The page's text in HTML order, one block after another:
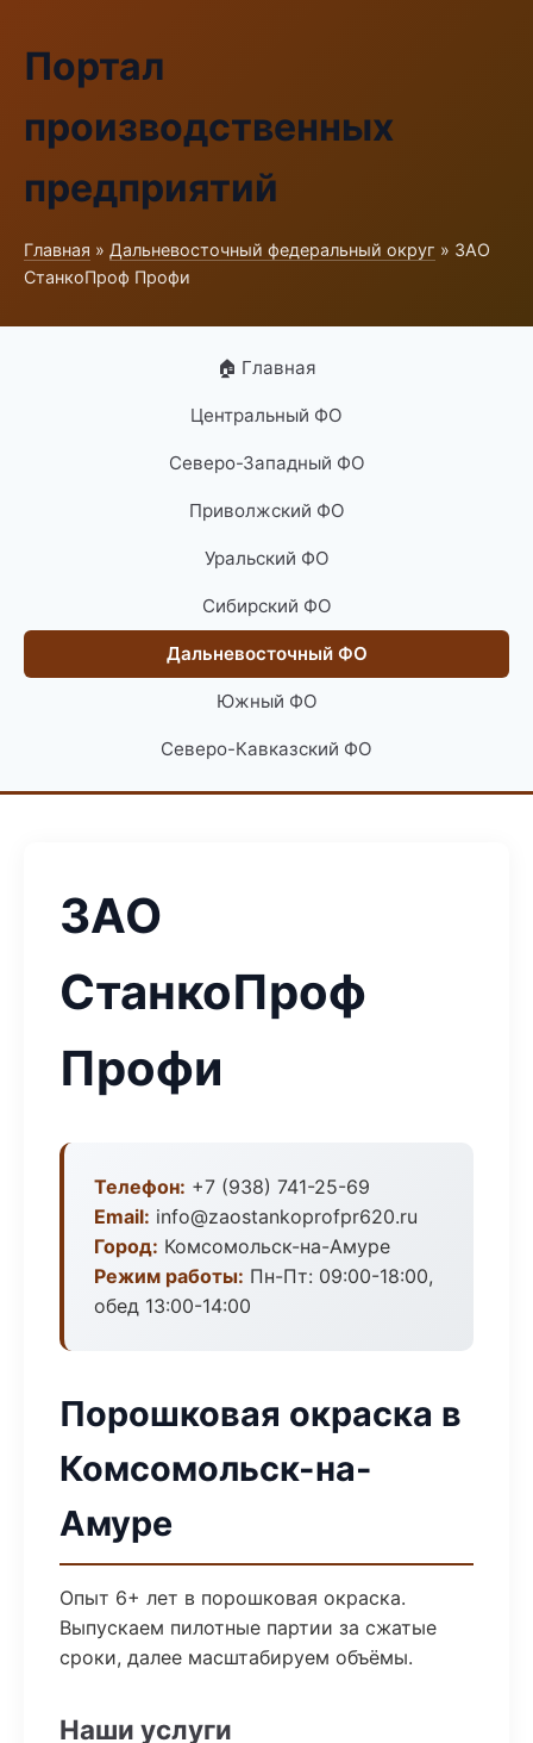
Портал
производственных
предприятий
Главная » Дальневосточный федеральный округ » ЗАО
СтанкоПроф Профи
🏠 Главная
Центральный ФО
Северо-Западный ФО
Приволжский ФО
Уральский ФО
Сибирский ФО
Дальневосточный ФО
Южный ФО
Северо-Кавказский ФО
ЗАО
СтанкоПроф
Профи
Телефон: +7 (938) 741-25-69
Email: info@zaostankoprofpr620.ru
Город: Комсомольск-на-Амуре
Режим работы: Пн-Пт: 09:00-18:00,
обед 13:00-14:00
Порошковая окраска в
Комсомольск-на-
Амуре
Опыт 6+ лет в порошковая окраска.
Выпускаем пилотные партии за сжатые
сроки, далее масштабируем объёмы.
Наши услуги